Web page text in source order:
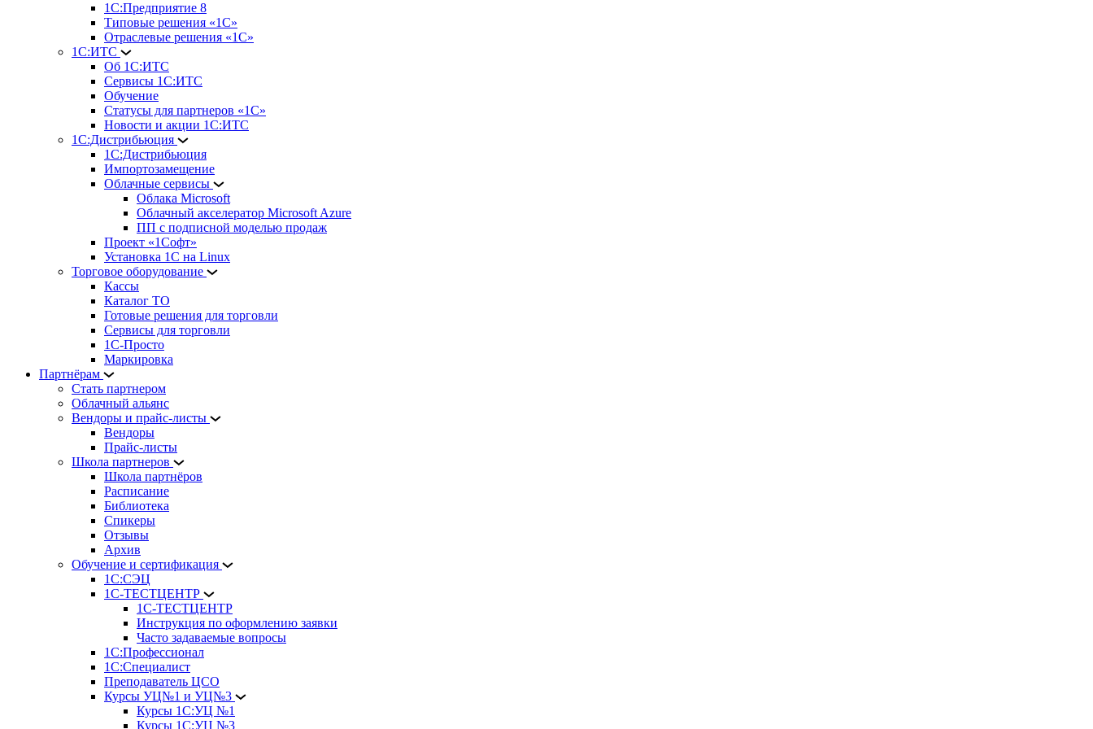
1С:Предприятие 8
Типовые решения «1С»
Отраслевые решения «1С»
1С:ИТС
Об 1С:ИТС
Сервисы 1С:ИТС
Обучение
Статусы для партнеров «1С»
Новости и акции 1С:ИТС
1С:Дистрибьюция
1С:Дистрибьюция
Импортозамещение
Облачные сервисы
Облака Microsoft
Облачный акселератор Microsoft Azure
ПП с подписной моделью продаж
Проект «1Софт»
Установка 1С на Linux
Торговое оборудование
Кассы
Каталог ТО
Готовые решения для торговли
Сервисы для торговли
1С-Просто
Маркировка
Партнёрам
Стать партнером
Облачный альянс
Вендоры и прайс-листы
Вендоры
Прайс-листы
Школа партнеров
Школа партнёров
Расписание
Библиотека
Спикеры
Отзывы
Архив
Обучение и сертификация
1С:СЭЦ
1С-ТЕСТЦЕНТР
1С-ТЕСТЦЕНТР
Инструкция по оформлению заявки
Часто задаваемые вопросы
1С:Профессионал
1С:Специалист
Преподаватель ЦСО
Курсы УЦ№1 и УЦ№3
Курсы 1С:УЦ №1
Курсы 1С:УЦ №3